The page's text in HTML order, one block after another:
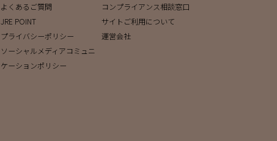
よくあるご質問
JRE POINT
プライバシーポリシー
ソーシャルメディアコミュニ
ケーションポリシー
コンプライアンス相談窓口
サイトご利用について
運営会社